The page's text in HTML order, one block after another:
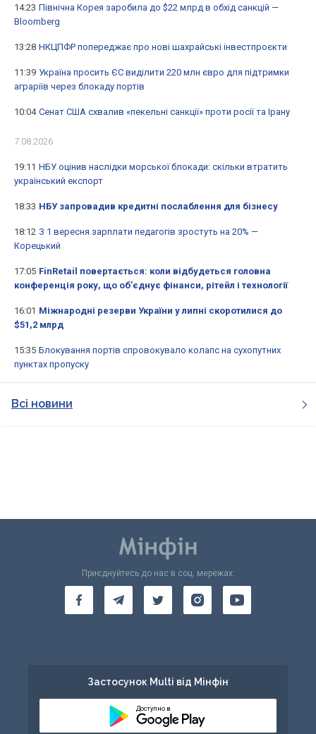
14:23 Північна Корея заробила до $22 млрд в обхід санкцій —
Bloomberg
13:28 НКЦПФР попереджає про нові шахрайські інвестпроєкти
11:39 Україна просить ЄС виділити 220 млн євро для підтримки
аграріїв через блокаду портів
10:04 Сенат США схвалив «пекельні санкції» проти росії та Ірану
7.08.2026
19:11 НБУ оцінив наслідки морської блокади: скільки втратить
український експорт
18:33 НБУ запровадив кредитні послаблення для бізнесу
18:12 З 1 вересня зарплати педагогів зростуть на 20% —
Корецький
17:05 FinRetail повертається: коли відбудеться головна
конференція року, що об’єднує фінанси, рітейл і технології
16:01 Міжнародні резерви України у липні скоротилися до
$51,2 млрд
15:35 Блокування портів спровокувало колапс на сухопутних
пунктах пропуску
Всі новини
Приєднуйтесь до нас в соц. мережах:
Застосунок Multi від Мінфін
Доступно в